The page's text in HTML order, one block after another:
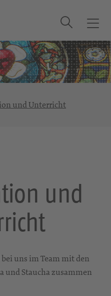
T
o
g
g
l
Suche
und Unterricht
und
uns im Team mit den
und Staucha zusammen